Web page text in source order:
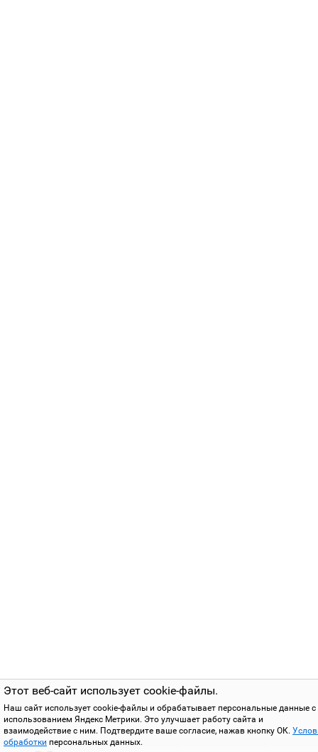
Этот веб-сайт использует cookie-файлы.
Наш сайт использует cookie-файлы и обрабатывает персональные данные с
использованием Яндекс Метрики. Это улучшает работу сайта и
взаимодействие с ним. Подтвердите ваше согласие, нажав кнопку ОК.
обработки персональных данных.